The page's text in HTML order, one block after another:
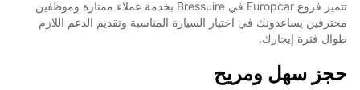
تتميز فروع Europcar في Bressuire بخدمة عملاء ممتازة وموظفين
محترفين يساعدونك في اختيار السيارة المناسبة وتقديم الدعم اللازم
طوال فترة إيجارك.
حجز سهل ومريح